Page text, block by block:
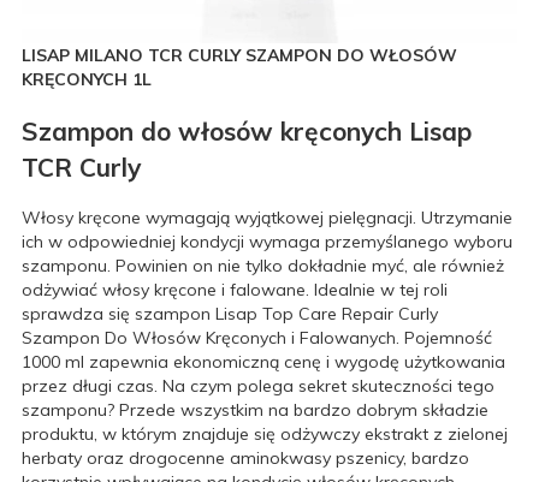
LISAP MILANO TCR CURLY SZAMPON DO WŁOSÓW
KRĘCONYCH 1L
Szampon do włosów kręconych Lisap
TCR Curly
Włosy kręcone wymagają wyjątkowej pielęgnacji. Utrzymanie
ich w odpowiedniej kondycji wymaga przemyślanego wyboru
szamponu. Powinien on nie tylko dokładnie myć, ale również
odżywiać włosy kręcone i falowane. Idealnie w tej roli
sprawdza się szampon Lisap Top Care Repair Curly
Szampon Do Włosów Kręconych i Falowanych. Pojemność
1000 ml zapewnia ekonomiczną cenę i wygodę użytkowania
przez długi czas. Na czym polega sekret skuteczności tego
szamponu? Przede wszystkim na bardzo dobrym składzie
produktu, w którym znajduje się odżywczy ekstrakt z zielonej
herbaty oraz drogocenne aminokwasy pszenicy, bardzo